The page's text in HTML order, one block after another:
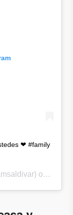
❤ #family
on Nov 8,